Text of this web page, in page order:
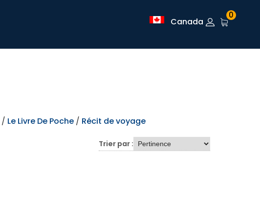
Canada
0
/ Le Livre De Poche / Récit de voyage
Trier par :